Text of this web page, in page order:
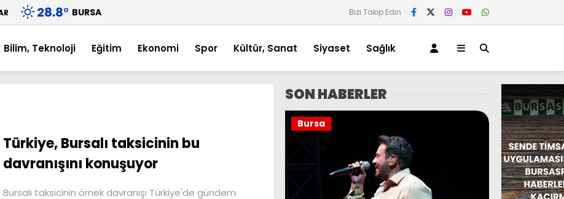
28.8° BURSA Bizi Takip Edin
Bilim, Teknoloji Eğitim Ekonomi Spor Kültür, Sanat Siyaset Sağlık
Türkiye, Bursalı taksicinin bu
davranışını konuşuyor
Bursalı taksicinin örnek davranışı Türkiye'de gündem
SON HABERLER
Bursa